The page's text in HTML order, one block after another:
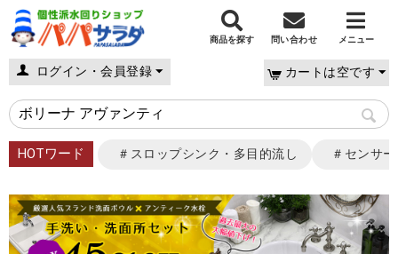
商品を探す 問い合わせ メニュー
ログイン・会員登録 カートは空です
HOTワード ＃スロップシンク・多目的流し ＃センサ